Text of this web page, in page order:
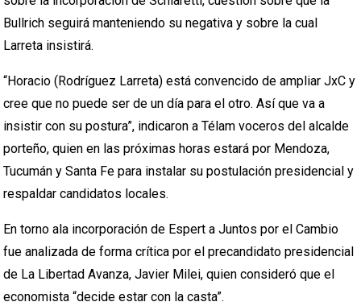
Bullrich seguirá manteniendo su negativa y sobre la cual
Larreta insistirá.
“Horacio (Rodríguez Larreta) está convencido de ampliar JxC y
cree que no puede ser de un día para el otro. Así que va a
insistir con su postura”, indicaron a Télam voceros del alcalde
porteño, quien en las próximas horas estará por Mendoza,
Tucumán y Santa Fe para instalar su postulación presidencial y
respaldar candidatos locales.
En torno ala incorporación de Espert a Juntos por el Cambio
fue analizada de forma crítica por el precandidato presidencial
de La Libertad Avanza, Javier Milei, quien consideró que el
economista “decide estar con la casta”.